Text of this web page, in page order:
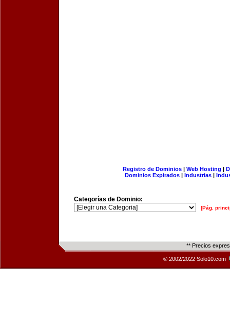
Registro de Dominios| Web Hosting |
Dominios Expirados | Industrias |
Categorías de Dominio:
[Pág.
** Precios
© 2002/2022 Solo10.com